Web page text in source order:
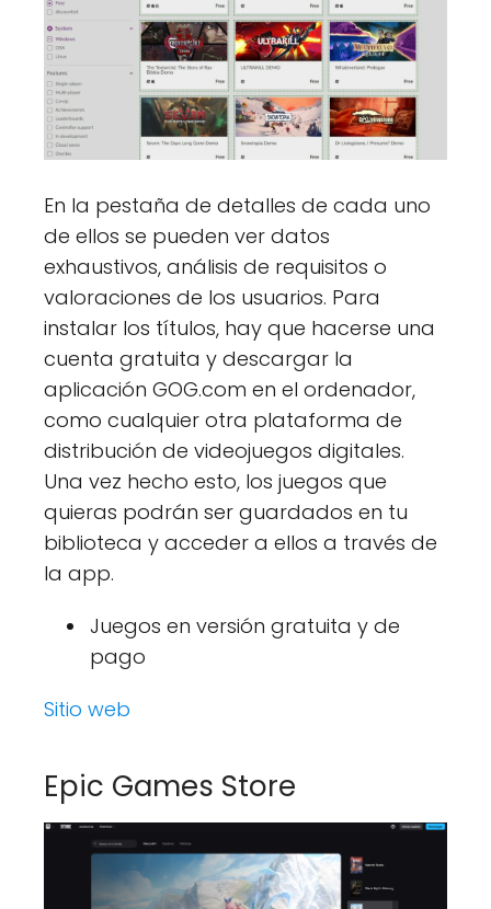
En la pestaña de detalles de cada uno
de ellos se pueden ver datos
exhaustivos, análisis de requisitos o
valoraciones de los usuarios. Para
instalar los títulos, hay que hacerse una
cuenta gratuita y descargar la
aplicación GOG.com en el ordenador,
como cualquier otra plataforma de
distribución de videojuegos digitales.
Una vez hecho esto, los juegos que
quieras podrán ser guardados en tu
biblioteca y acceder a ellos a través de
la app.
Juegos en versión gratuita y de
pago
Sitio web
Epic Games Store